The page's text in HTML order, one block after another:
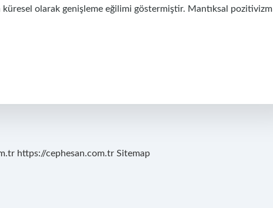
küresel olarak genişleme eğilimi göstermiştir. Mantıksal pozitivizm
https://cephesan.com.tr Sitemap